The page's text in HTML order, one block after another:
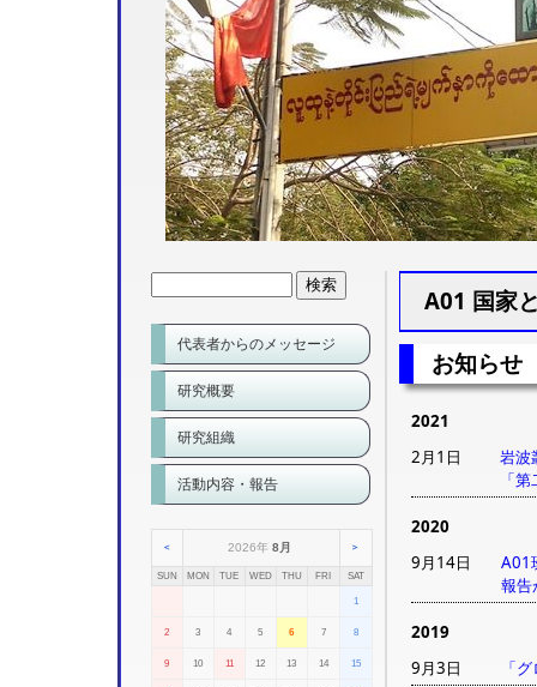
代表者からのメッセージ
研究概要
研究組織
活動内容・報告
＜ 2026年 8月 ＞
SUN MON TUE WED THU FRI SAT
1
2 3 4 5 6 7 8
9 10 11 12 13 14 15
A01 国家
お知らせ
2021
2月1日
岩波
「
2020
9月14日
A01
報告
2019
9月3日
「